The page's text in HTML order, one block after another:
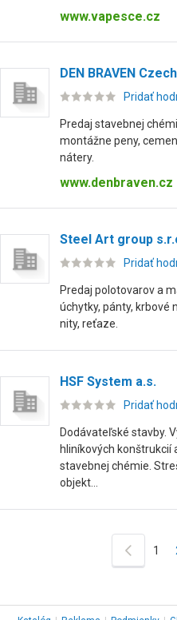
www.vapesce.cz
DEN BRAVEN
Pridať
Predaj stavebnej
montážne peny,
nátery.
www.denbraven.cz
Steel Art group
Pridať
Predaj polotovarov a
úchytky, pánty, krbové
nity, reťaze.
HSF System a.s.
Pridať
Dodávateľské stavby.
hliníkových konštrukcií
stavebnej chémie.
objekt...
1